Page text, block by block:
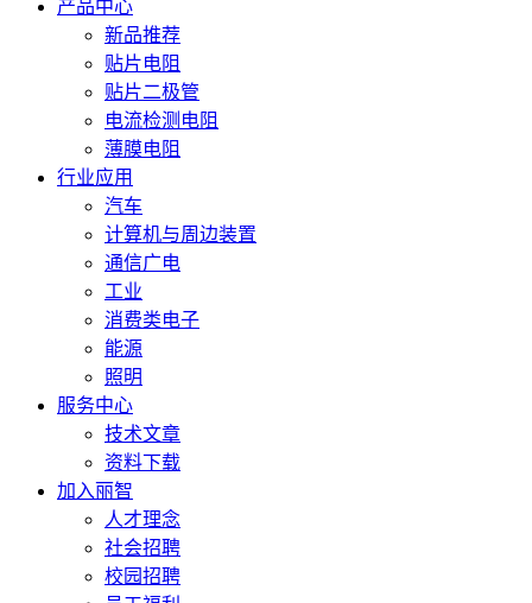
产品中心
新品推荐
贴片电阻
贴片二极管
电流检测电阻
薄膜电阻
行业应用
汽车
计算机与周边装置
通信广电
工业
消费类电子
能源
照明
服务中心
技术文章
资料下载
加入丽智
人才理念
社会招聘
校园招聘